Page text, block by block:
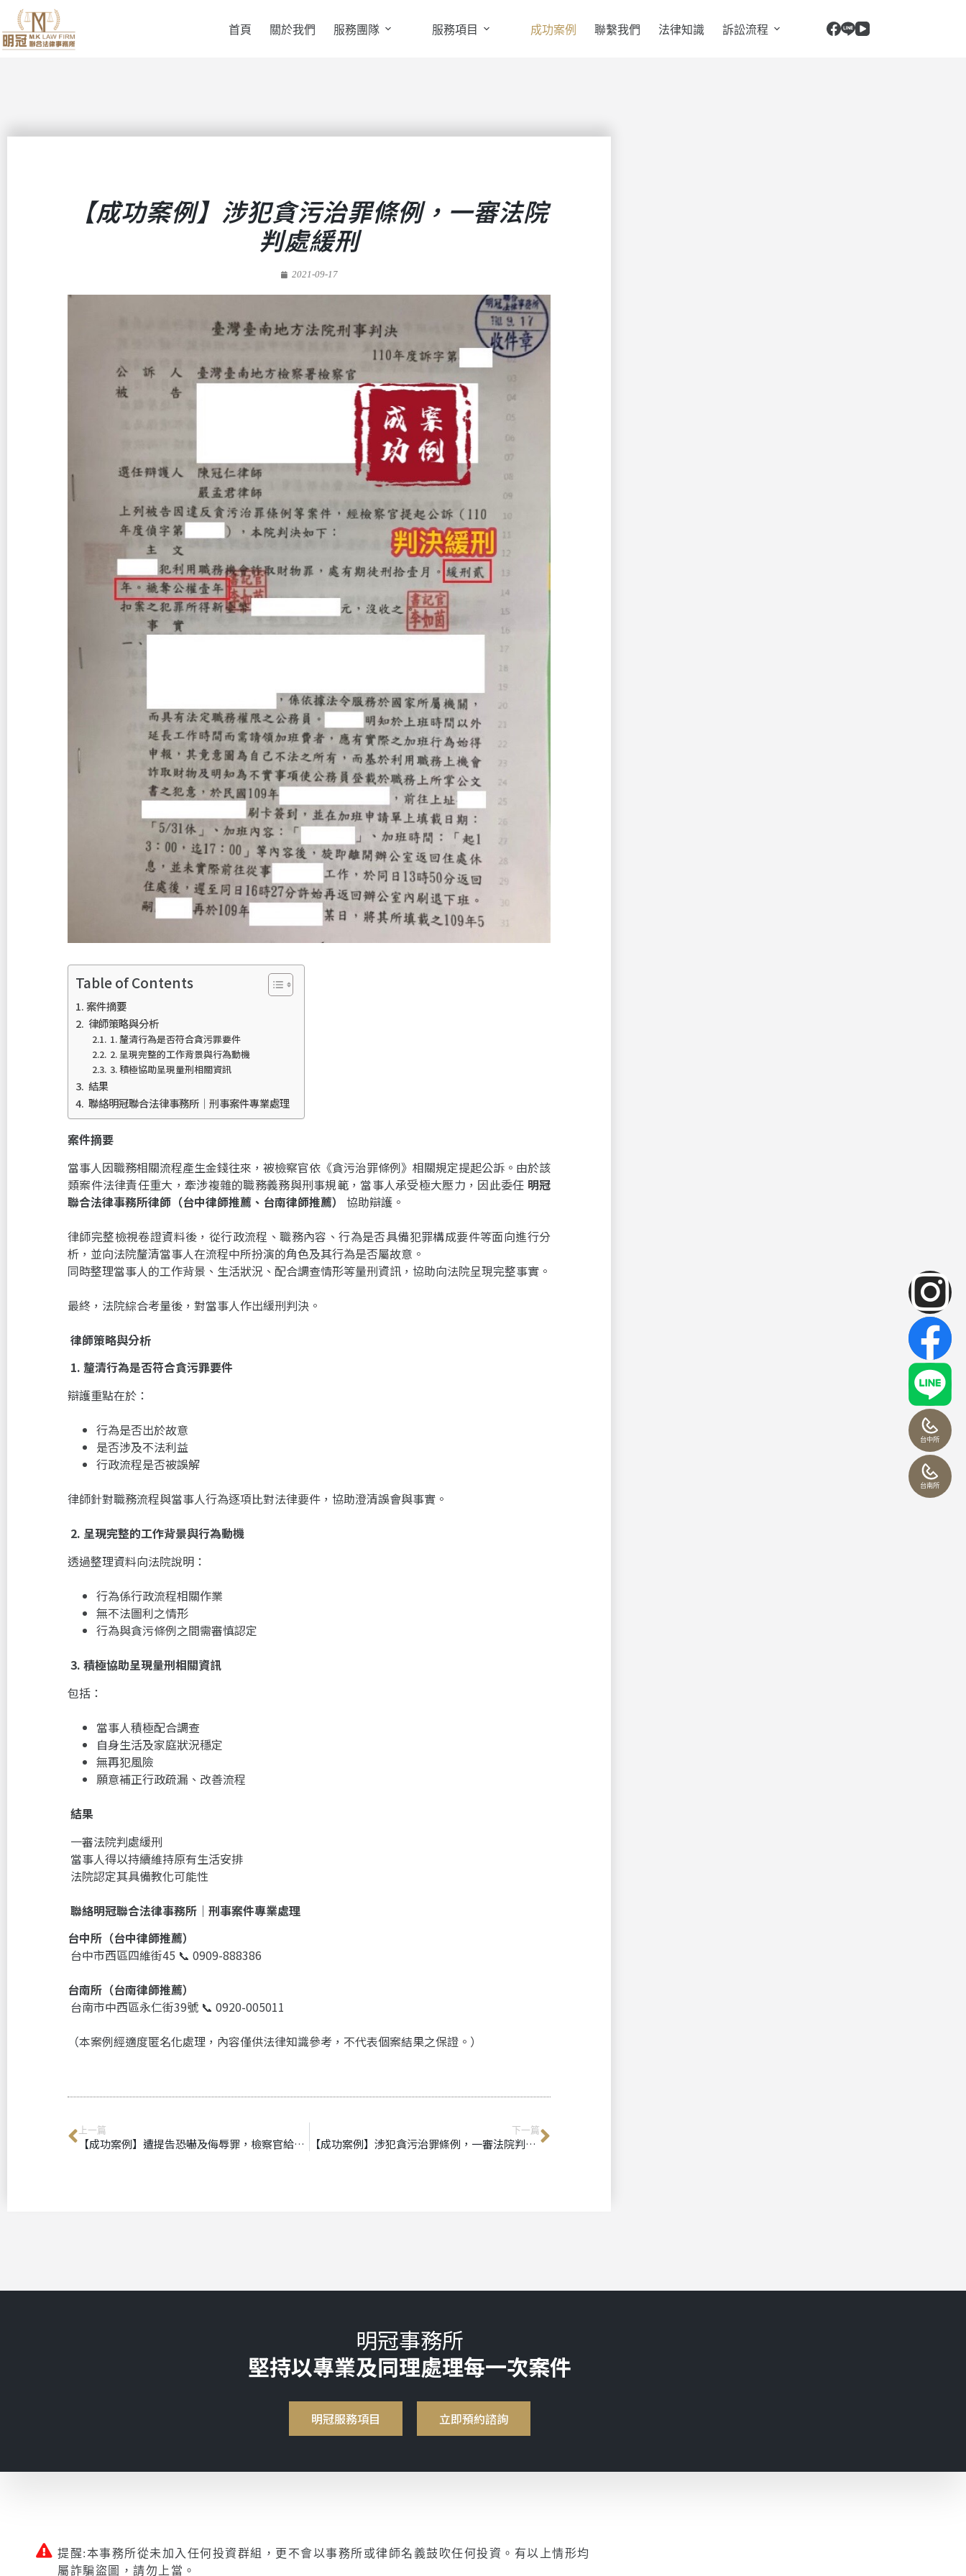
首頁 關於我們 服務團隊 服務項目 成功案例 聯繫我們 法律知識 訴訟流程
【成功案例】涉犯貪污治罪條例，一審法院
判處緩刑
2021-09-17
Table of Contents
案件摘要
律師策略與分析
1. 釐清行為是否符合貪污罪要件
2. 呈現完整的工作背景與行為動機
3. 積極協助呈現量刑相關資訊
結果
聯絡明冠聯合法律事務所｜刑事案件專業處理
案件摘要
當事人因職務相關流程產生金錢往來，被檢察官依《貪污治罪條例》相關規定提起公訴。由於該
類案件法律責任重大，牽涉複雜的職務義務與刑事規範，當事人承受極大壓力，因此委任 明冠
聯合法律事務所律師（台中律師推薦、台南律師推薦）
協助辯護。
律師完整檢視卷證資料後，從行政流程、職務內容、行為是否具備犯罪構成要件等面向進行分
析，並向法院釐清當事人在流程中所扮演的角色及其行為是否屬故意。
同時整理當事人的工作背景、生活狀況、配合調查情形等量刑資訊，協助向法院呈現完整事實。
最終，法院綜合考量後，對當事人作出緩刑判決。
律師策略與分析
1. 釐清行為是否符合貪污罪要件
辯護重點在於：
行為是否出於故意
是否涉及不法利益
行政流程是否被誤解
律師針對職務流程與當事人行為逐項比對法律要件，協助澄清誤會與事實。
2. 呈現完整的工作背景與行為動機
透過整理資料向法院說明：
行為係行政流程相關作業
無不法圖利之情形
行為與貪污條例之間需審慎認定
3. 積極協助呈現量刑相關資訊
包括：
當事人積極配合調查
自身生活及家庭狀況穩定
無再犯風險
願意補正行政疏漏、改善流程
結果
一審法院判處緩刑
當事人得以持續維持原有生活安排
法院認定其具備教化可能性
聯絡明冠聯合法律事務所｜刑事案件專業處理
台中所（台中律師推薦）
台中市西區四維街45 📞 0909-888386
台南所（台南律師推薦）
台南市中西區永仁街39號 📞 0920-005011
（本案例經適度匿名化處理，內容僅供法律知識參考，不代表個案結果之保證。）
上一篇
【成功案例】遭提告恐嚇及侮辱罪，檢察官給予不起訴處分
下一篇
【成功案例】涉犯貪污治罪條例，一審法院判處緩刑
明冠事務所
堅持以專業及同理處理每一次案件
明冠服務項目 立即預約諮詢
提醒:本事務所從未加入任何投資群組，更不會以事務所或律師名義鼓吹任何投資。有以上情形均
屬詐騙盜圖，請勿上當。
台中所
台南所